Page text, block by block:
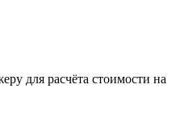
для расчёта стоимости на